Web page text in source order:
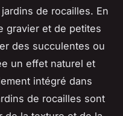
de rocailles. En
gravier et de petites
des succulentes ou
un effet naturel et
intégré dans
de rocailles sont